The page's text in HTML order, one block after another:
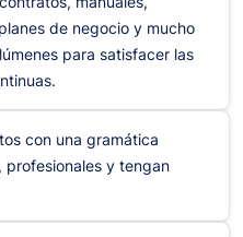
de negocio y mucho
para satisfacer las
con una gramática
y tengan